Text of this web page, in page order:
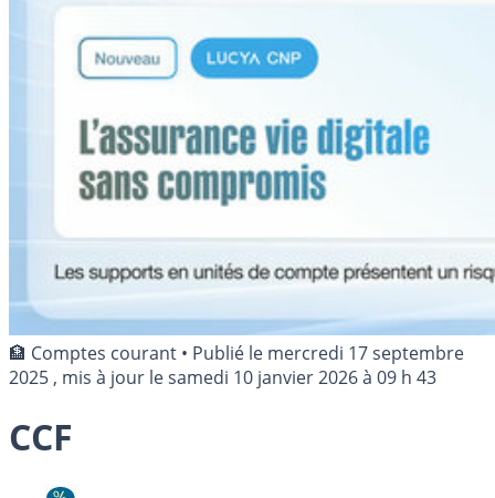
🏦 Comptes courant • Publié le mercredi 17 septembre
2025 , mis à jour lesamedi 10 janvier 2026 à 09 h 43
CCF